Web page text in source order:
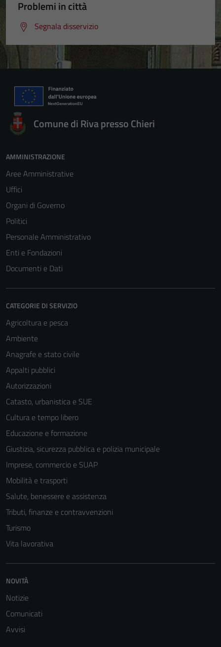
Problemi in città
Segnala disservizio
Comune di Riva presso Chieri
AMMINISTRAZIONE
Aree Amministrative
Uffici
Organi di Governo
Politici
Personale Amministrativo
Enti e Fondazioni
Documenti e Dati
CATEGORIE DI SERVIZIO
Agricoltura e pesca
Ambiente
Anagrafe e stato civile
Appalti pubblici
Autorizzazioni
Catasto, urbanistica e SUE
Cultura e tempo libero
Educazione e formazione
Giustizia, sicurezza pubblica e polizia municipale
Imprese, commercio e SUAP
Mobilità e trasporti
Salute, benessere e assistenza
Tributi, finanze e contravvenzioni
Turismo
Vita lavorativa
NOVITÀ
Notizie
Comunicati
Avvisi